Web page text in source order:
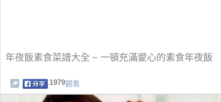
年夜飯素食菜譜大全 ~ 一頓充滿愛心的素食年夜飯
1979觀看